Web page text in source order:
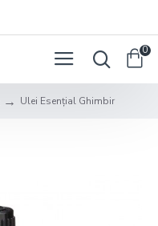
0
Ulei Esențial Ghimbir